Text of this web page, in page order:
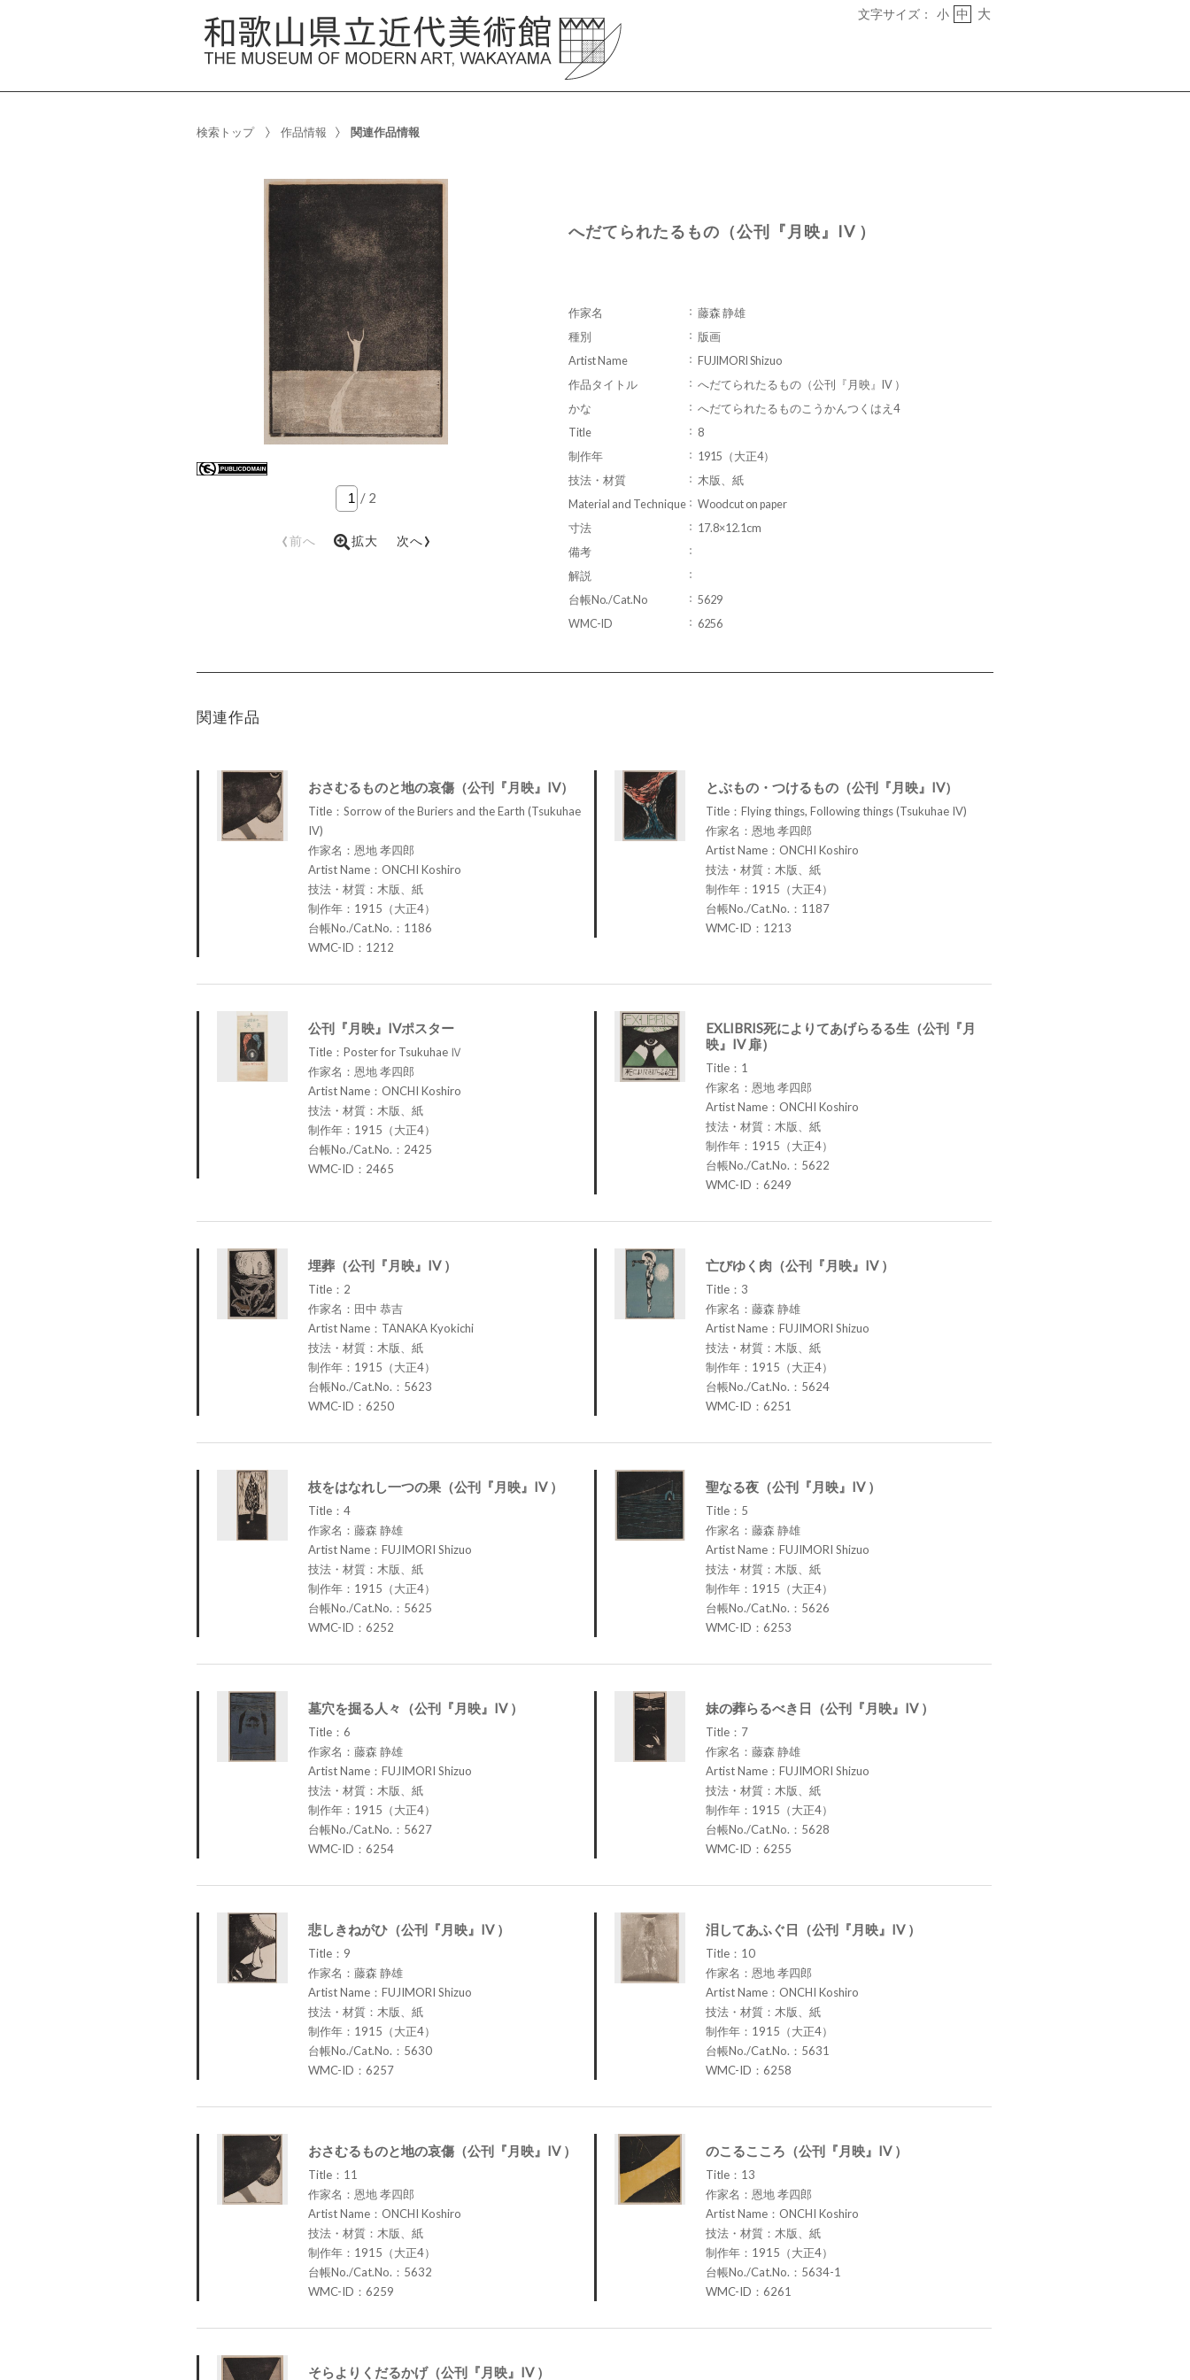
文字サイズ： 小 中 大
検索トップ 作品情報 関連作品情報
/ 2
‹前へ 拡大 次へ›
へだてられたるもの（公刊『月映』IV ）
作家名
藤森 静雄
種別
版画
Artist Name
FUJIMORI Shizuo
作品タイトル
へだてられたるもの（公刊『月映』IV ）
かな
へだてられたるものこうかんつくはえ4
Title
8
制作年
1915（大正4）
技法・材質
木版、紙
Material and Technique
Woodcut on paper
寸法
17.8×12.1cm
備考
解説
台帳No./Cat.No
5629
WMC-ID
6256
関連作品
おさむるものと地の哀傷（公刊『月映』IV）
Title：Sorrow of the Buriers and the Earth (Tsukuhae
IV)
作家名：恩地 孝四郎
Artist Name：ONCHI Koshiro
技法・材質：木版、紙
制作年：1915（大正4）
台帳No./Cat.No.：1186
WMC-ID：1212
とぶもの・つけるもの（公刊『月映』IV）
Title：Flying things, Following things (Tsukuhae IV)
作家名：恩地 孝四郎
Artist Name：ONCHI Koshiro
技法・材質：木版、紙
制作年：1915（大正4）
台帳No./Cat.No.：1187
WMC-ID：1213
公刊『月映』IVポスター
Title：Poster for Tsukuhae Ⅳ
作家名：恩地 孝四郎
Artist Name：ONCHI Koshiro
技法・材質：木版、紙
制作年：1915（大正4）
台帳No./Cat.No.：2425
WMC-ID：2465
EXLIBRIS死によりてあげらるる生（公刊『月
映』IV 扉）
Title：1
作家名：恩地 孝四郎
Artist Name：ONCHI Koshiro
技法・材質：木版、紙
制作年：1915（大正4）
台帳No./Cat.No.：5622
WMC-ID：6249
埋葬（公刊『月映』IV ）
Title：2
作家名：田中 恭吉
Artist Name：TANAKA Kyokichi
技法・材質：木版、紙
制作年：1915（大正4）
台帳No./Cat.No.：5623
WMC-ID：6250
亡びゆく肉（公刊『月映』IV ）
Title：3
作家名：藤森 静雄
Artist Name：FUJIMORI Shizuo
技法・材質：木版、紙
制作年：1915（大正4）
台帳No./Cat.No.：5624
WMC-ID：6251
枝をはなれし一つの果（公刊『月映』IV ）
Title：4
作家名：藤森 静雄
Artist Name：FUJIMORI Shizuo
技法・材質：木版、紙
制作年：1915（大正4）
台帳No./Cat.No.：5625
WMC-ID：6252
聖なる夜（公刊『月映』IV ）
Title：5
作家名：藤森 静雄
Artist Name：FUJIMORI Shizuo
技法・材質：木版、紙
制作年：1915（大正4）
台帳No./Cat.No.：5626
WMC-ID：6253
墓穴を掘る人々（公刊『月映』IV ）
Title：6
作家名：藤森 静雄
Artist Name：FUJIMORI Shizuo
技法・材質：木版、紙
制作年：1915（大正4）
台帳No./Cat.No.：5627
WMC-ID：6254
妹の葬らるべき日（公刊『月映』IV ）
Title：7
作家名：藤森 静雄
Artist Name：FUJIMORI Shizuo
技法・材質：木版、紙
制作年：1915（大正4）
台帳No./Cat.No.：5628
WMC-ID：6255
悲しきねがひ（公刊『月映』IV ）
Title：9
作家名：藤森 静雄
Artist Name：FUJIMORI Shizuo
技法・材質：木版、紙
制作年：1915（大正4）
台帳No./Cat.No.：5630
WMC-ID：6257
泪してあふぐ日（公刊『月映』IV ）
Title：10
作家名：恩地 孝四郎
Artist Name：ONCHI Koshiro
技法・材質：木版、紙
制作年：1915（大正4）
台帳No./Cat.No.：5631
WMC-ID：6258
おさむるものと地の哀傷（公刊『月映』IV ）
Title：11
作家名：恩地 孝四郎
Artist Name：ONCHI Koshiro
技法・材質：木版、紙
制作年：1915（大正4）
台帳No./Cat.No.：5632
WMC-ID：6259
のこるこころ（公刊『月映』IV ）
Title：13
作家名：恩地 孝四郎
Artist Name：ONCHI Koshiro
技法・材質：木版、紙
制作年：1915（大正4）
台帳No./Cat.No.：5634-1
WMC-ID：6261
そらよりくだるかげ（公刊『月映』IV ）